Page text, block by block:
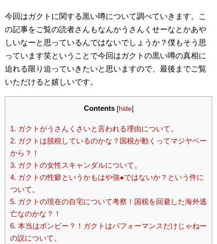
今回はガクトに関する黒い噂について調べていきます。こ
の記事をご覧の読者さんもなんかうさんくせーなとかあや
しいなーと思っているんではないでしょうか？僕もそう思
っています笑ということで今回はガクトの黒い噂の真相に
迫れる限り迫っていきたいと思いますので、最後までご覧
いただけると嬉しいです。
Contents [hide]
1. ガクトがうさんくさいと言われる理由について。
2. ガクトは脱税しているのかな？国税が動くってマジヤベー
から？！
3. ガクトの女性スキャンダルについて。
4. ガクトの性癖というかもはや強●ではないか？という件に
ついて。
5. ガクトの現在の自宅について考察！国税を回避した海外逃
亡なのかな？！
6. 本当はボンビー？！ガクトはパフォーマンスだけじゃねー
の説について。